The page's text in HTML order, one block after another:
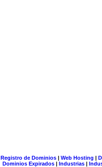
Registro de Dominios| Web Hosting |
Dominios Expirados | Industrias |